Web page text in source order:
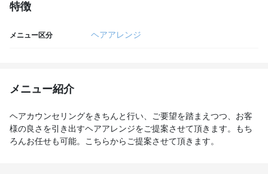
特徴
メニュー区分 ヘアアレンジ
メニュー紹介
ヘアカウンセリングをきちんと行い、ご要望を踏まえつつ、お客
様の良さを引き出すヘアアレンジをご提案させて頂きます。もち
ろんお任せも可能。こちらからご提案させて頂きます。